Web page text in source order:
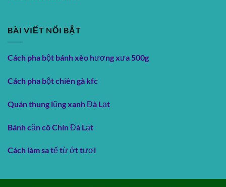
BÀI VIẾT NỔI BẬT
Cách pha bột bánh xèo hương xưa 500g
Cách pha bột chiên gà kfc
Quán thung lũng xanh Đà Lạt
Bánh căn cô Chín Đà Lạt
Cách làm sa tế từ ớt tươi